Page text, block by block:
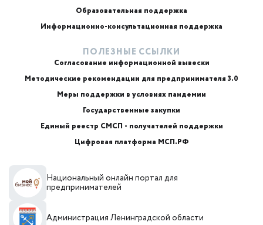
Образовательная поддержка
Информационно-консультационная поддержка
ПОЛЕЗНЫЕ ССЫЛКИ
Согласование информационной вывески
Методические рекомендации для предпринимателя 3.0
Меры поддержки в условиях пандемии
Государственные закупки
Единый реестр СМСП - получателей поддержки
Цифровая платформа МСП.РФ
Национальный онлайн портал для
предпринимателей
Администрация Ленинградской области